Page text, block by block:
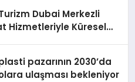
Dubai Merkezli
Hizmetleriyle Küresel
pazarının 2030’da
ulaşması bekleniyor